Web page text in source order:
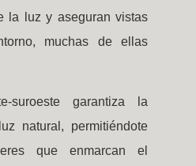
la luz y aseguran vistas
muchas de ellas
suroeste garantiza la
natural, permitiéndote
que enmarcan el